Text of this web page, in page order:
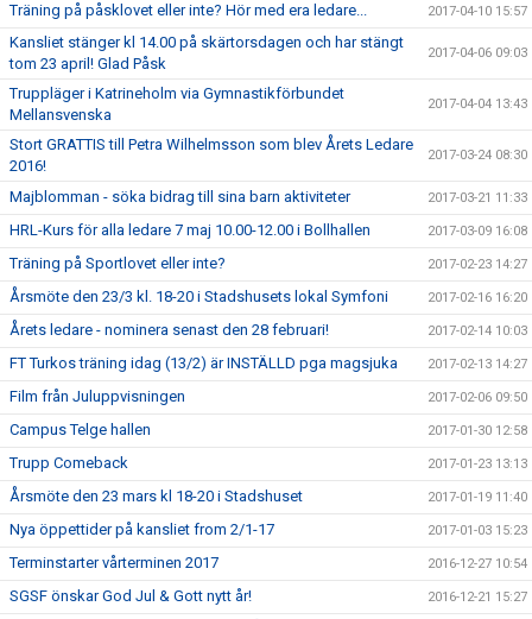
Träning på påsklovet eller inte? Hör med era ledare... 2017-04-10 15:57
Kansliet stänger kl 14.00 på skärtorsdagen och har stängt
tom 23 april! Glad Påsk
2017-04-06 09:03
Truppläger i Katrineholm via Gymnastikförbundet
Mellansvenska
2017-04-04 13:43
Stort GRATTIS till Petra Wilhelmsson som blev Årets Ledare
2016!
2017-03-24 08:30
Majblomman - söka bidrag till sina barn aktiviteter 2017-03-21 11:33
HRL-Kurs för alla ledare 7 maj 10.00-12.00 i Bollhallen 2017-03-09 16:08
Träning på Sportlovet eller inte? 2017-02-23 14:27
Årsmöte den 23/3 kl. 18-20 i Stadshusets lokal Symfoni 2017-02-16 16:20
Årets ledare - nominera senast den 28 februari! 2017-02-14 10:03
FT Turkos träning idag (13/2) är INSTÄLLD pga magsjuka 2017-02-13 14:27
Film från Juluppvisningen 2017-02-06 09:50
Campus Telge hallen 2017-01-30 12:58
Trupp Comeback 2017-01-23 13:13
Årsmöte den 23 mars kl 18-20 i Stadshuset 2017-01-19 11:40
Nya öppettider på kansliet from 2/1-17 2017-01-03 15:23
Terminstarter vårterminen 2017 2016-12-27 10:54
SGSF önskar God Jul & Gott nytt år! 2016-12-21 15:27